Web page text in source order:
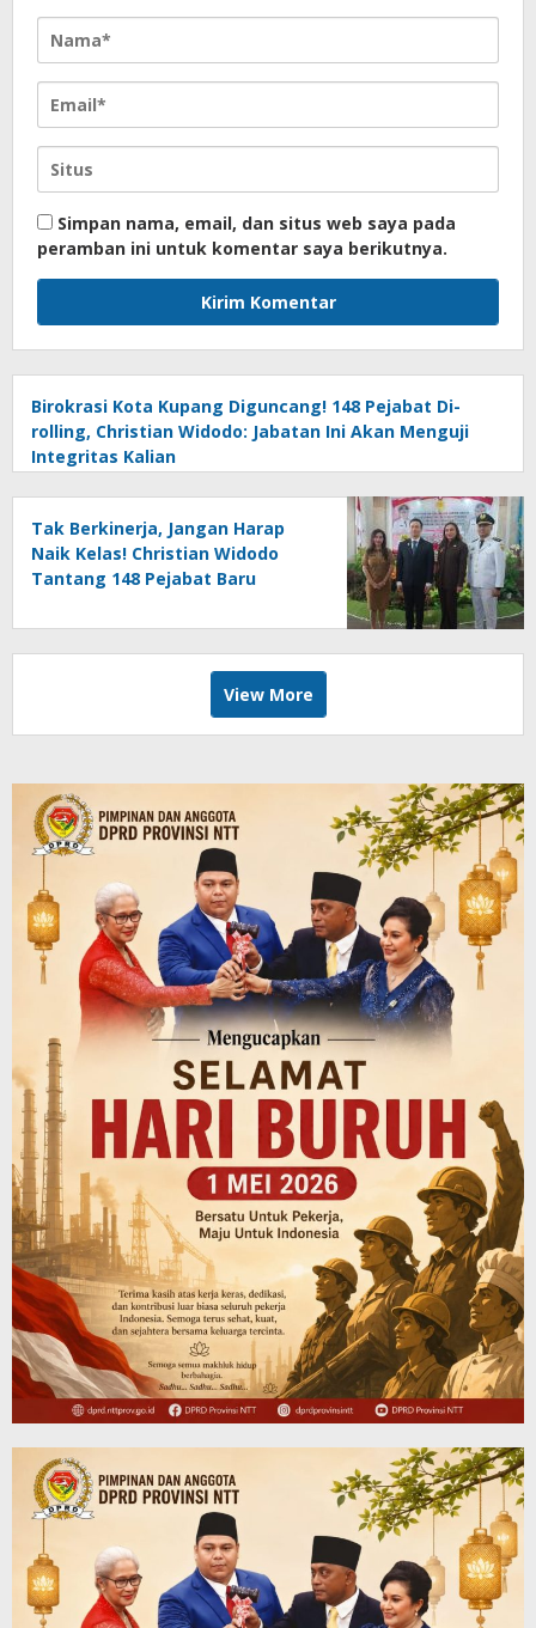
Simpan nama, email, dan situs web saya pada
peramban ini untuk komentar saya berikutnya.
Birokrasi Kota Kupang Diguncang! 148 Pejabat Di-
rolling, Christian Widodo: Jabatan Ini Akan Menguji
Integritas Kalian
Tak Berkinerja, Jangan Harap
Naik Kelas! Christian Widodo
Tantang 148 Pejabat Baru
View More